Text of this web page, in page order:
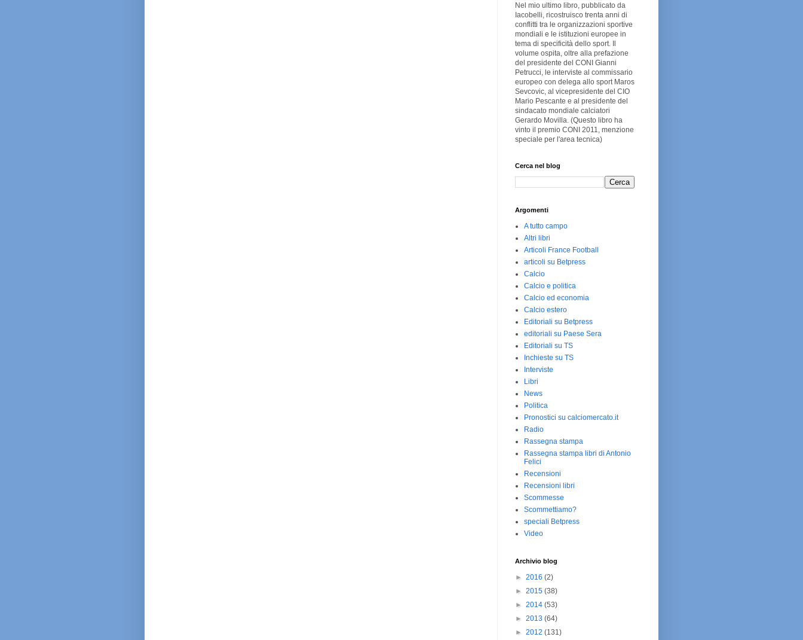
Nel mio ultimo libro, pubblicato da
Iacobelli, ricostruisco trenta anni di
conflitti tra le organizzazioni sportive
mondiali e le istituzioni europee in
tema di specificità dello sport. Il
volume ospita, oltre alla prefazione
del presidente del CONI Gianni
Petrucci, le interviste al commissario
europeo con delega allo sport Maros
Sevcovic, al vicepresidente del CIO
Mario Pescante e al presidente del
sindacato mondiale calciatori
Gerardo Movilla. (Questo libro ha
vinto il premio CONI 2011, menzione
speciale per l'area tecnica)
Cerca nel blog
Argomenti
A tutto campo
Altri libri
Articoli France Football
articoli su Betpress
Calcio
Calcio e politica
Calcio ed economia
Calcio estero
Editoriali su Betpress
editoriali su Paese Sera
Editoriali su TS
Inchieste su TS
Interviste
Libri
News
Politica
Pronostici su calciomercato.it
Radio
Rassegna stampa
Rassegna stampa libri di Antonio
Felici
Recensioni
Recensioni libri
Scommesse
Scommettiamo?
speciali Betpress
Video
Archivio blog
► 2016 (2)
► 2015 (38)
► 2014 (53)
► 2013 (64)
► 2012 (131)